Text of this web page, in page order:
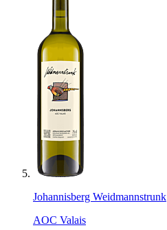
Johannisberg Weidmannstrunk
AOC Valais